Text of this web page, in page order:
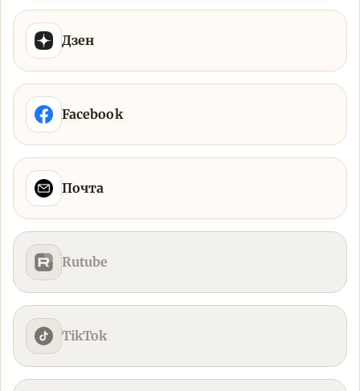
Дзен
Facebook
Почта
Rutube
TikTok